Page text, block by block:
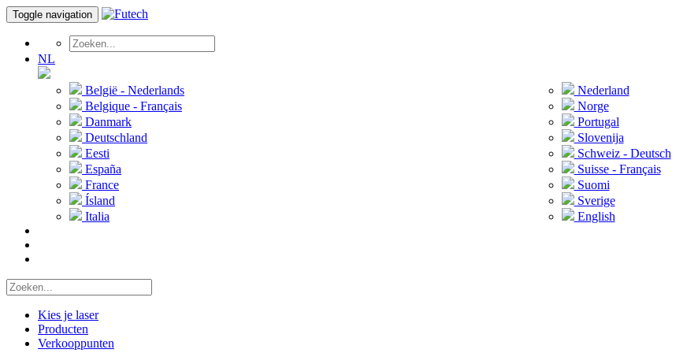
Toggle navigation
NL
België - Nederlands
Belgique - Français
Danmark
Deutschland
Eesti
España
France
Ísland
Italia
Nederland
Norge
Portugal
Slovenija
Schweiz - Deutsch
Suisse - Français
Suomi
Sverige
English
Kies je laser
Producten
Verkooppunten